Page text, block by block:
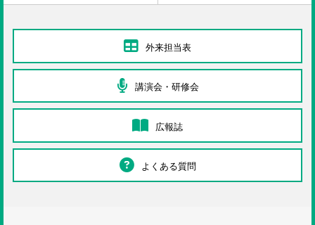
外来担当表
講演会・研修会
広報誌
よくある質問